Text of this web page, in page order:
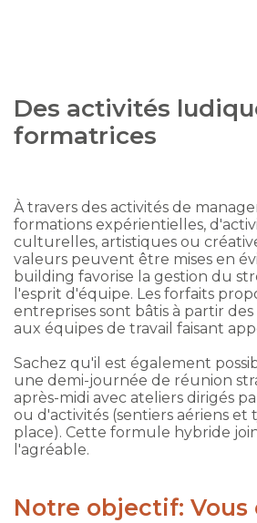
Des activités
formatrices
À travers des activités de
formations expérientielles,
culturelles, artistiques ou
valeurs peuvent être mises en
building favorise la gestion du
l'esprit d'équipe. Les forfaits
entreprises sont bâtis à partir
aux équipes de travail faisant
Sachez qu'il est également
une demi-journée de réunion
après-midi avec ateliers dirigés
ou d'activités (sentiers aériens et
place). Cette formule hybride
l'agréable.
Notre objectif: Vous